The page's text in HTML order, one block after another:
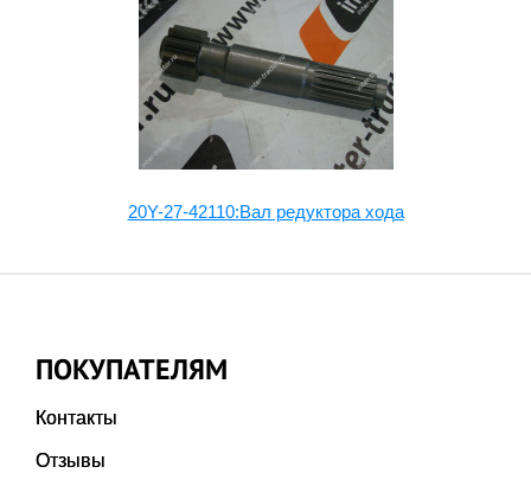
20Y-27-42110:Вал редуктора хода
ПОКУПАТЕЛЯМ
Контакты
Отзывы